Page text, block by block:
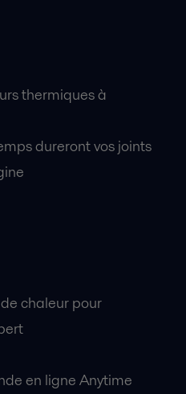
thermiques à
dureront vos joints
chaleur pour
en ligne Anytime